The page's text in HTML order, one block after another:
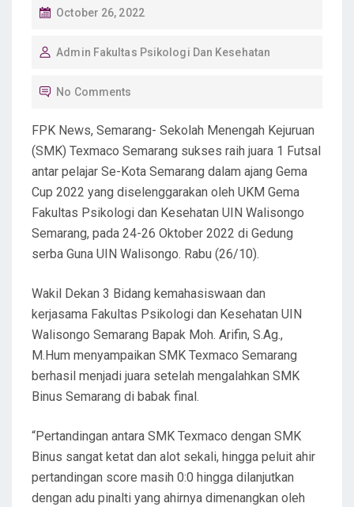
P
S
D
O
N
October 26, 2022
Admin Fakultas Psikologi Dan Kesehatan
No Comments
FPK News, Semarang- Sekolah Menengah Kejuruan
(SMK) Texmaco Semarang sukses raih juara 1 Futsal
antar pelajar Se-Kota Semarang dalam ajang Gema
Cup 2022 yang diselenggarakan oleh UKM Gema
Fakultas Psikologi dan Kesehatan UIN Walisongo
Semarang, pada 24-26 Oktober 2022 di Gedung
serba Guna UIN Walisongo. Rabu (26/10).
Wakil Dekan 3 Bidang kemahasiswaan dan
kerjasama Fakultas Psikologi dan Kesehatan UIN
Walisongo Semarang Bapak Moh. Arifin, S.Ag.,
M.Hum menyampaikan SMK Texmaco Semarang
berhasil menjadi juara setelah mengalahkan SMK
Binus Semarang di babak final.
“Pertandingan antara SMK Texmaco dengan SMK
Binus sangat ketat dan alot sekali, hingga peluit ahir
pertandingan score masih 0:0 hingga dilanjutkan
dengan adu pinalti yang ahirnya dimenangkan oleh